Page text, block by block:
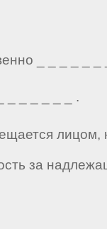
_ _ _ _ _ _
_ _ _ _ _ _ .
за